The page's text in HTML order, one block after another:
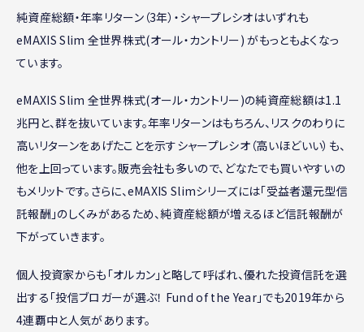
純資産総額・年率リターン（3年）・シャープレシオはいずれも
eMAXIS Slim 全世界株式(オール・カントリー) がもっともよくなっ
ています。
eMAXIS Slim 全世界株式(オール・カントリー)の純資産総額は1.1
兆円と、群を抜いています。年率リターンはもちろん、リスクのわりに
高いリターンをあげたことを示すシャープレシオ（高いほどいい）も、
他を上回っています。販売会社も多いので、どなたでも買いやすいの
もメリットです。さらに、eMAXIS Slimシリーズには「受益者還元型信
託報酬」のしくみがあるため、純資産総額が増えるほど信託報酬が
下がっていきます。
個人投資家からも「オルカン」と略して呼ばれ、優れた投資信託を選
出する「投信ブロガーが選ぶ！ Fund of the Year」でも2019年から
4連覇中と人気があります。